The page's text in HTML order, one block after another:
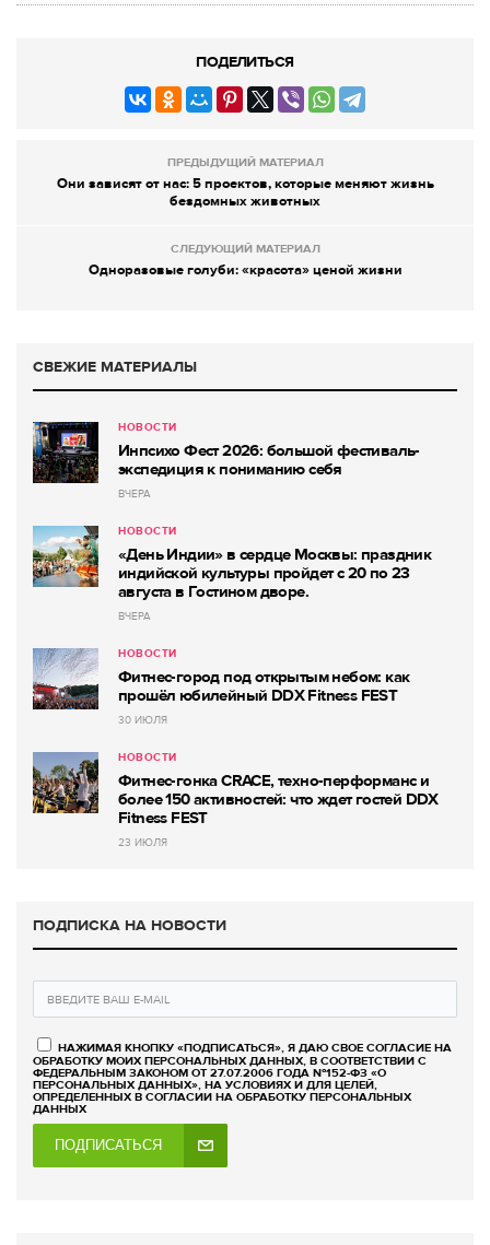
ПОДЕЛИТЬСЯ
ПРЕДЫДУЩИЙ МАТЕРИАЛ
Они зависят от нас: 5 проектов, которые меняют жизнь
бездомных животных
СЛЕДУЮЩИЙ МАТЕРИАЛ
Одноразовые голуби: «красота» ценой жизни
СВЕЖИЕ МАТЕРИАЛЫ
НОВОСТИ
Инпсихо Фест 2026: большой фестиваль-
экспедиция к пониманию себя
ВЧЕРА
НОВОСТИ
«День Индии» в сердце Москвы: праздник
индийской культуры пройдет с 20 по 23
августа в Гостином дворе.
ВЧЕРА
НОВОСТИ
Фитнес-город под открытым небом: как
прошёл юбилейный DDX Fitness FEST
30 ИЮЛЯ
НОВОСТИ
Фитнес-гонка CRACE, техно-перформанс и
более 150 активностей: что ждет гостей DDX
Fitness FEST
23 ИЮЛЯ
ПОДПИСКА НА НОВОСТИ
НАЖИМАЯ КНОПКУ «ПОДПИСАТЬСЯ», Я ДАЮ СВОЕ СОГЛАСИЕ НА
ОБРАБОТКУ МОИХ ПЕРСОНАЛЬНЫХ ДАННЫХ, В СООТВЕТСТВИИ С
ФЕДЕРАЛЬНЫМ ЗАКОНОМ ОТ 27.07.2006 ГОДА №152-ФЗ «О
ПЕРСОНАЛЬНЫХ ДАННЫХ», НА УСЛОВИЯХ И ДЛЯ ЦЕЛЕЙ,
ОПРЕДЕЛЕННЫХ В СОГЛАСИИ НА ОБРАБОТКУ ПЕРСОНАЛЬНЫХ
ДАННЫХ
ПОДПИСАТЬСЯ